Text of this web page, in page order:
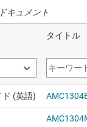
キュメント